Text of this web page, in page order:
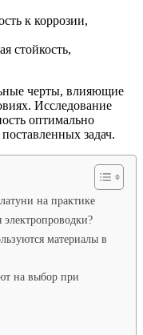
к коррозии,
стойкость,
черты, влияющие
Исследование
оптимально
задач.
на практике
материалы в
на выбор при